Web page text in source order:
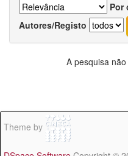
Por
Autores/Registo
A pesquisa
Theme by